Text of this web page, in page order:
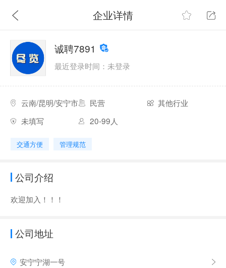
企业详情
诚聘7891
最近登录时间：未登录
云南/昆明/安宁市 民营
其他行业
未填写
20-99人
交通方便 管理规范
公司介绍
欢迎加入！！！
公司地址
安宁宁湖一号